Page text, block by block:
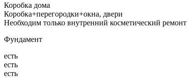
Коробка дома
Коробка+перегородки+окна, двери
Необходим только внутренний косметический ремонт
Фундамент
есть
есть
есть